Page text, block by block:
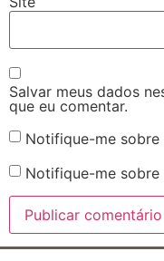
Salvar meus dados
que eu comentar.
Notifique-me
Notifique-me